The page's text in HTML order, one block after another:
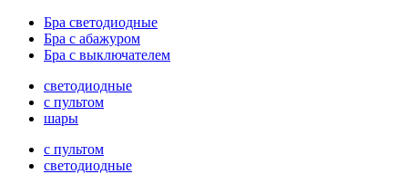
Бра светодиодные
Бра с абажуром
Бра с выключателем
светодиодные
с пультом
шары
с пультом
светодиодные